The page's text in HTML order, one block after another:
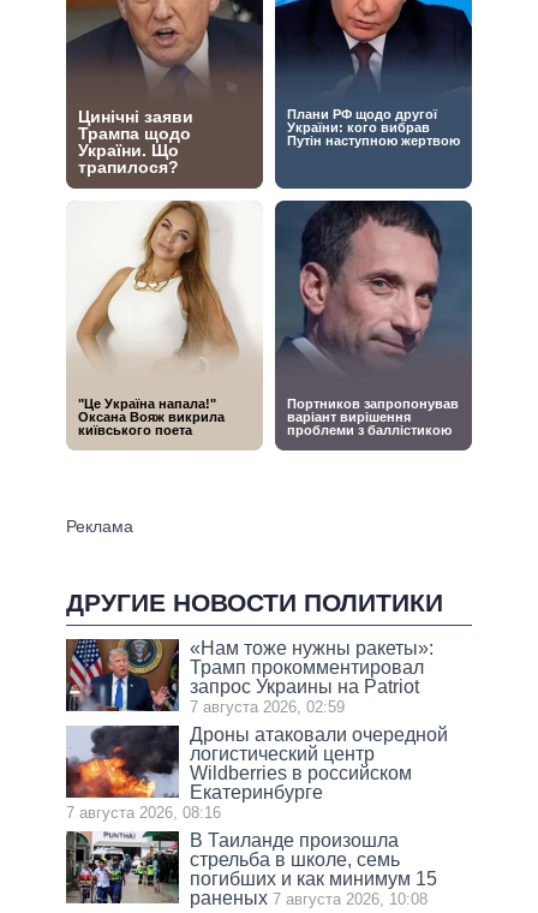
ДРУГИЕ НОВОСТИ ПОЛИТИКИ
«Нам тоже нужны ракеты»:
Трамп прокомментировал
запрос Украины на Patriot
7 августа 2026, 02:59
Дроны атаковали очередной
логистический центр
Wildberries в российском
Екатеринбурге
7 августа 2026, 08:16
В Таиланде произошла
стрельба в школе, семь
погибших и как минимум 15
раненых 7 августа 2026, 10:08